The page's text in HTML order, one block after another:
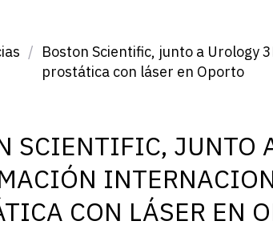
/ Boston Scientific, junto a Urology
prostática con láser en Oporto
SCIENTIFIC, JUNTO
CON LÁSER EN